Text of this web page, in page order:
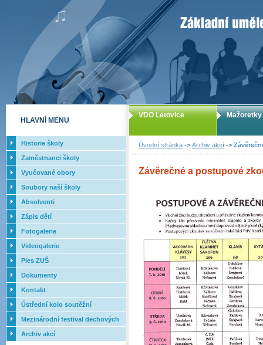
ZUŠ Letovice
Úvodní stránka -> Archiv akcí ->
Závěrečné a postupové
VDO Letovice Mažoretky
HLAVNÍ MENU
Historie školy
Zaměstnanci školy
Vyučované obory
Soubory naší školy
Absolventi
Zápis dětí
Fotogalerie
Videogalerie
Ples ZUŠ
Dokumenty
Kontakt
Ústřední kolo soutěžní
přehlídky dechových orchestrů
ZUŠ - 2017
Mezinárodní festival dechových
orchestrů - Letovice
Archiv akcí